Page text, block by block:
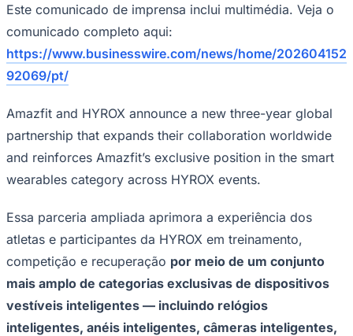
Segurança Regional
Hospitais Estaduais
Parques & Represas
Cidades da Região
Santana de Parnaíba
RochaFrancisco Morato Taboão da SerraEmbu das ArtesSão Roque
Anuncie Regional
Vagas na RegiãoNovo
Guia Comercial
Selo Verificado
Portal Educacional
Agenda de Vestibulares
Vagas de Emprego
Concursos
Panorama Econômico
Este comunicado de imprensa inclui multimédia. Veja o
comunicado completo aqui:
https://www.businesswire.com/news/home/202604152
92069/pt/
Amazfit and HYROX announce a new three-year global
partnership that expands their collaboration worldwide
and reinforces Amazfit’s exclusive position in the smart
wearables category across HYROX events.
Essa parceria ampliada aprimora a experiência dos
atletas e participantes da HYROX em treinamento,
competição e recuperação por meio de um conjunto
mais amplo de categorias exclusivas de dispositivos
vestíveis inteligentes — incluindo relógios
inteligentes, anéis inteligentes, câmeras inteligentes,